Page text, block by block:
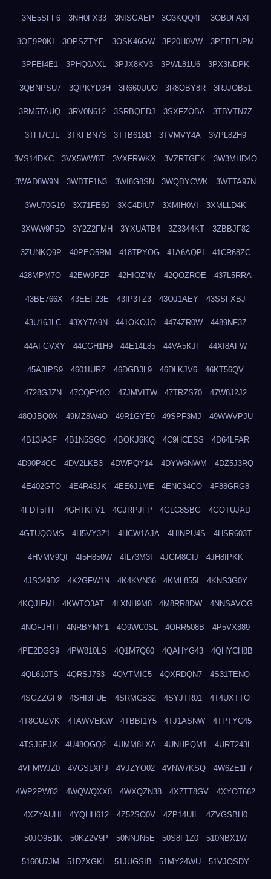
3NE5SFF6 3NH0FX33 3NISGAEP 3O3KQQ4F 3OBDFAXI
3OE9P0KI 3OPSZTYE 3OSK46GW 3P20H0VW 3PEBEUPM
3PFEI4E1 3PHQ0AXL 3PJX8KV3 3PWL81U6 3PX3NDPK
3QBNPSU7 3QPKYD3H 3R660UUO 3R8OBY8R 3RJJOB51
3RM5TAUQ 3RV0N612 3SRBQEDJ 3SXFZOBA 3TBVTN7Z
3TFI7CJL 3TKFBN73 3TTB618D 3TVMVY4A 3VPL82H9
3VS14DKC 3VX5WW8T 3VXFRWKX 3VZRTGEK 3W3MHD4O
3WAD8W9N 3WDTF1N3 3WI8G8SN 3WQDYCWK 3WTTA97N
3WU70G19 3X71FE60 3XC4DIU7 3XMIH0VI 3XMLLD4K
3XWW9P5D 3Y2Z2FMH 3YXUATB4 3Z3344KT 3ZBBJF82
3ZUNKQ9P 40PEO5RM 418TPYOG 41A6AQPI 41CR68ZC
428MPM7O 42EW9PZP 42HIOZNV 42QOZROE 437L5RRA
43BE766X 43EEF23E 43IP3TZ3 43OJ1AEY 43SSFXBJ
43U16JLC 43XY7A9N 441OKOJO 4474ZR0W 4489NF37
44AFGVXY 44CGH1H9 44E14L85 44VA5KJF 44XI8AFW
45A3IPS9 4601IURZ 46DGB3L9 46DLKJV6 46KT56QV
4728GJZN 47CQFY0O 47JMVITW 47TRZS70 47W8J2J2
48QJBQ0X 49MZ8W4O 49R1GYE9 49SPF3MJ 49WWVPJU
4B13IA3F 4B1N5SGO 4BOKJ6KQ 4C9HCESS 4D64LFAR
4D90P4CC 4DV2LKB3 4DWPQY14 4DYW6NWM 4DZ5J3RQ
4E402GTO 4E4R43JK 4EE6J1ME 4ENC34CO 4F88GRG8
4FDT5ITF 4GHTKFV1 4GJRPJFP 4GLC8SBG 4GOTUJAD
4GTUQOMS 4H5VY3Z1 4HCW1AJA 4HINPU4S 4HSR603T
4HVMV9QI 4I5H850W 4IL73M3I 4JGM8GIJ 4JH8IPKK
4JS349D2 4K2GFW1N 4K4KVN36 4KML855I 4KNS3G0Y
4KQJIFMI 4KWTO3AT 4LXNH9M8 4M8RR8DW 4NNSAVOG
4NOFJHTI 4NRBYMY1 4O9WC0SL 4ORR508B 4P5VX889
4PE2DGG9 4PW810LS 4Q1M7Q60 4QAHYG43 4QHYCH8B
4QL610TS 4QRSJ753 4QVTMIC5 4QXRDQN7 4S31TENQ
4SGZZGF9 4SHI3FUE 4SRMCB32 4SYJTR01 4T4UXTTO
4T8GUZVK 4TAWVEKW 4TBBI1Y5 4TJ1ASNW 4TPTYC45
4TSJ6PJX 4U48QGQ2 4UMM8LXA 4UNHPQM1 4URT243L
4VFMWJZ0 4VGSLXPJ 4VJZYO02 4VNW7KSQ 4W6ZE1F7
4WP2PW82 4WQWQXX8 4WXQZN38 4X7TT8GV 4XYOT662
4XZYAUHI 4YQHH612 4Z52SO0V 4ZP14UIL 4ZVGSBH0
50JO9B1K 50KZ2V9P 50NNJN5E 50S8F1Z0 510NBX1W
5160U7JM 51D7XGKL 51JUGSIB 51MY24WU 51VJOSDY